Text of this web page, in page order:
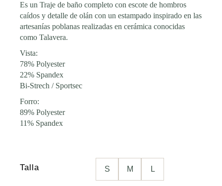
Es un Traje de baño completo con escote de hombros
caídos y detalle de olán con un estampado inspirado en las
artesanías poblanas realizadas en cerámica conocidas
como Talavera.
Vista:
78% Polyester
22% Spandex
Bi-Strech / Sportsec
Forro:
89% Polyester
11% Spandex
Talla S M L